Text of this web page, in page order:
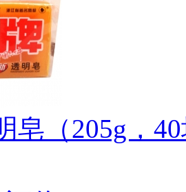
皂（205g，